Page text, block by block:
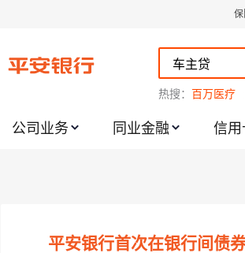
》的公告
金比例和涨跌幅度限制的通知
热搜： 百万医疗
公司业务 同业金融 信用
平安银行首次在银行间债